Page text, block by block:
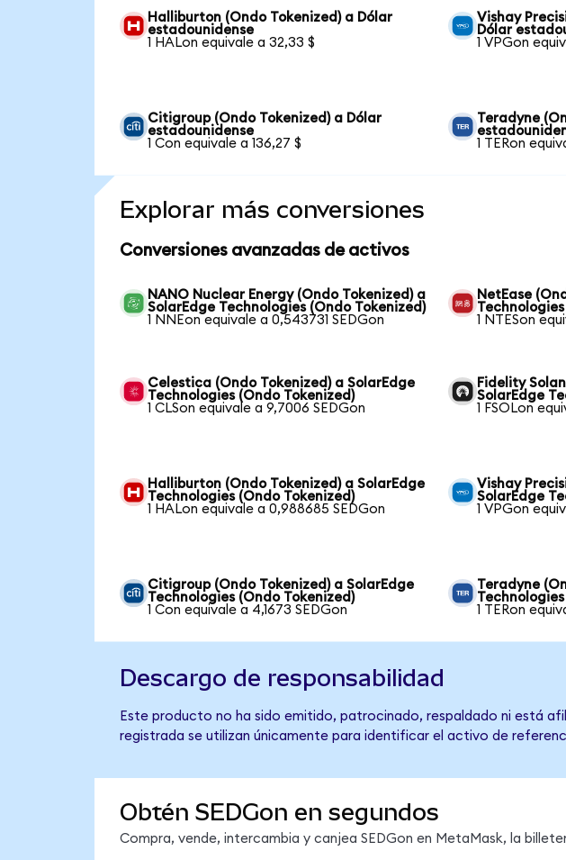
Halliburton (Ondo Tokenized) a Dólar
estadounidense
1 HALon equivale a 32,33 $
Vishay
Dólar
1 VPGon
Citigroup (Ondo Tokenized) a Dólar
estadounidense
1 Con equivale a 136,27 $
Teradyne
1 TERon
Explorar más conversiones
Conversiones avanzadas de activos
NANO Nuclear Energy (Ondo Tokenized) a
SolarEdge Technologies (Ondo Tokenized)
1 NNEon equivale a 0,543731 SEDGon
NetEase
1 NTESon
Celestica (Ondo Tokenized) a SolarEdge
Technologies (Ondo Tokenized)
1 CLSon equivale a 9,7006 SEDGon
Fidelity
SolarEdge
1 FSOLon
Halliburton (Ondo Tokenized) a SolarEdge
Technologies (Ondo Tokenized)
1 HALon equivale a 0,988685 SEDGon
Vishay
SolarEdge
1 VPGon
Citigroup (Ondo Tokenized) a SolarEdge
Technologies (Ondo Tokenized)
1 Con equivale a 4,1673 SEDGon
Teradyne
1 TERon
Descargo de responsabilidad
Este producto no ha sido emitido, patrocinado, respaldado ni está
registrada se utilizan únicamente para identificar el activo de
Obtén SEDGon en segundos
Compra, vende, intercambia y canjea SEDGon en MetaMask, la